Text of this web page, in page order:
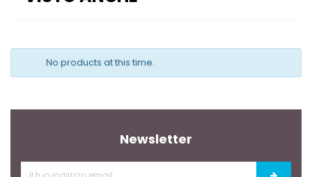
No products at this time.
Newsletter